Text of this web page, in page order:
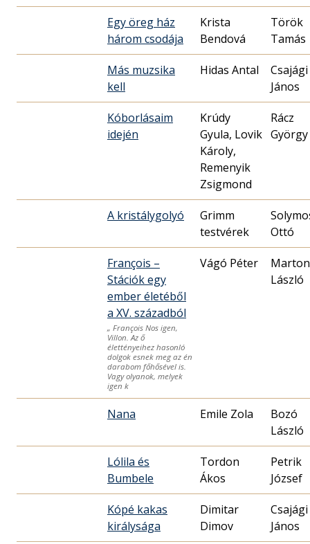
Egy öreg ház
három csodája
Krista
Bendová
Török
Tamás
Más muzsika
kell
Hidas Antal
Csajági
János
Kóborlásaim
idején
Krúdy
Gyula, Lovik
Károly,
Remenyik
Zsigmond
Rácz
György
A kristálygolyó
Grimm
testvérek
Ottó
François –
Stációk egy
ember életéből
a XV. századból
„ François Nos igen,
Villon. Az ő
élettényeihez hasonló
dolgok esnek meg az én
darabom főhősével is.
Vagy olyanok, melyek
igen k
Vágó Péter
Marton
László
Nana Emile Zola
Bozó
László
Lólila és
Bumbele
Tordon
Ákos
Petrik
József
Kópé kakas
királysága
Dimitar
Dimov
Csajági
János